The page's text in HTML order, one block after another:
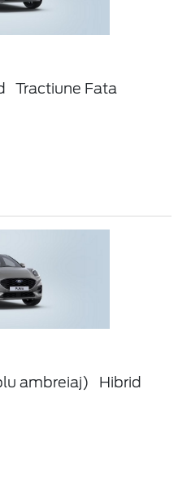
Tractiune Fata
ambreiaj)
Hibrid